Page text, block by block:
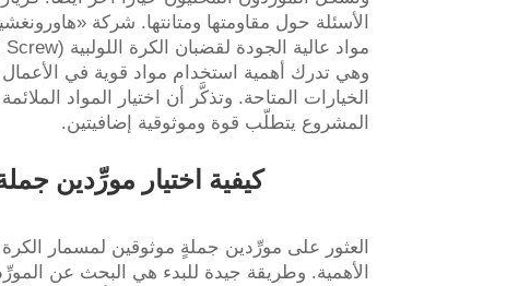
وهي تدرك أهمية استخدام مواد قوية في
الخيارات المتاحة. وتذكَّر أن اختيار المواد
المشروع يتطلّب قوة وموثوقية إضافيتين.
كيفية اختيار مورِّدين
العثور على مورِّدين جملةٍ موثوقين لمسمار
الأهمية. وطريقة جيدة للبدء هي البحث عن